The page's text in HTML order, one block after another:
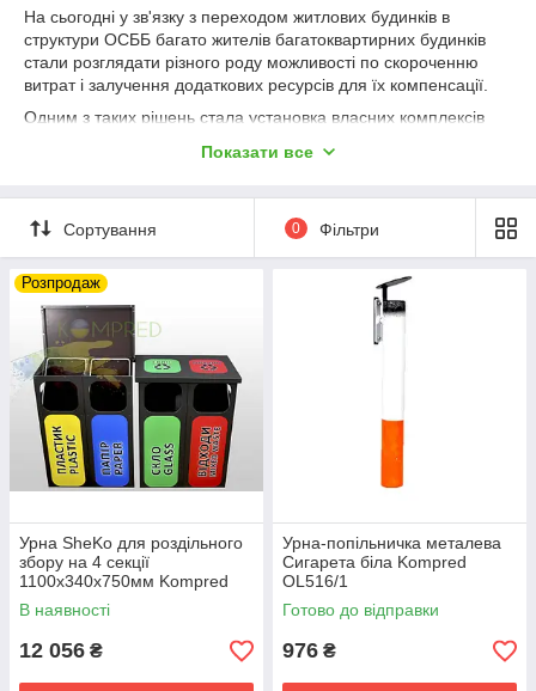
На сьогодні у зв'язку з переходом житлових будинків в
структури ОСББ багато жителів багатоквартирних будинків
стали розглядати різного роду можливості по скороченню
витрат і залучення додаткових ресурсів для їх компенсації.
Одним з таких рішень стала установка власних комплексів
здачі на пункти прийому вторинної сировини. Таким чином
прибудинкової території.
Конструкція комплексу дозволяє зберігати в цілісності,
запобігати псуванню сміттєвих контейнерів, здійснювати
роздільний збір пластику, скла, плівки, харчових відходів і т. д.
Показати все
Сортування 0 Фільтри
Розпродаж
Урна SheKo для роздільного
збору на 4 секції
1100х340х750мм Kompred
OL515
В наявності
12 056 ₴
Урна-попільничка металева
Сигарета біла Kompred
OL516/1
Готово до відправки
976 ₴